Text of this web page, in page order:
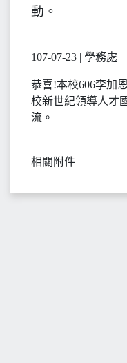
動。
107-07-23 | 學務處
恭喜!本校606李加
校新世紀領導人才
流。
相關附件